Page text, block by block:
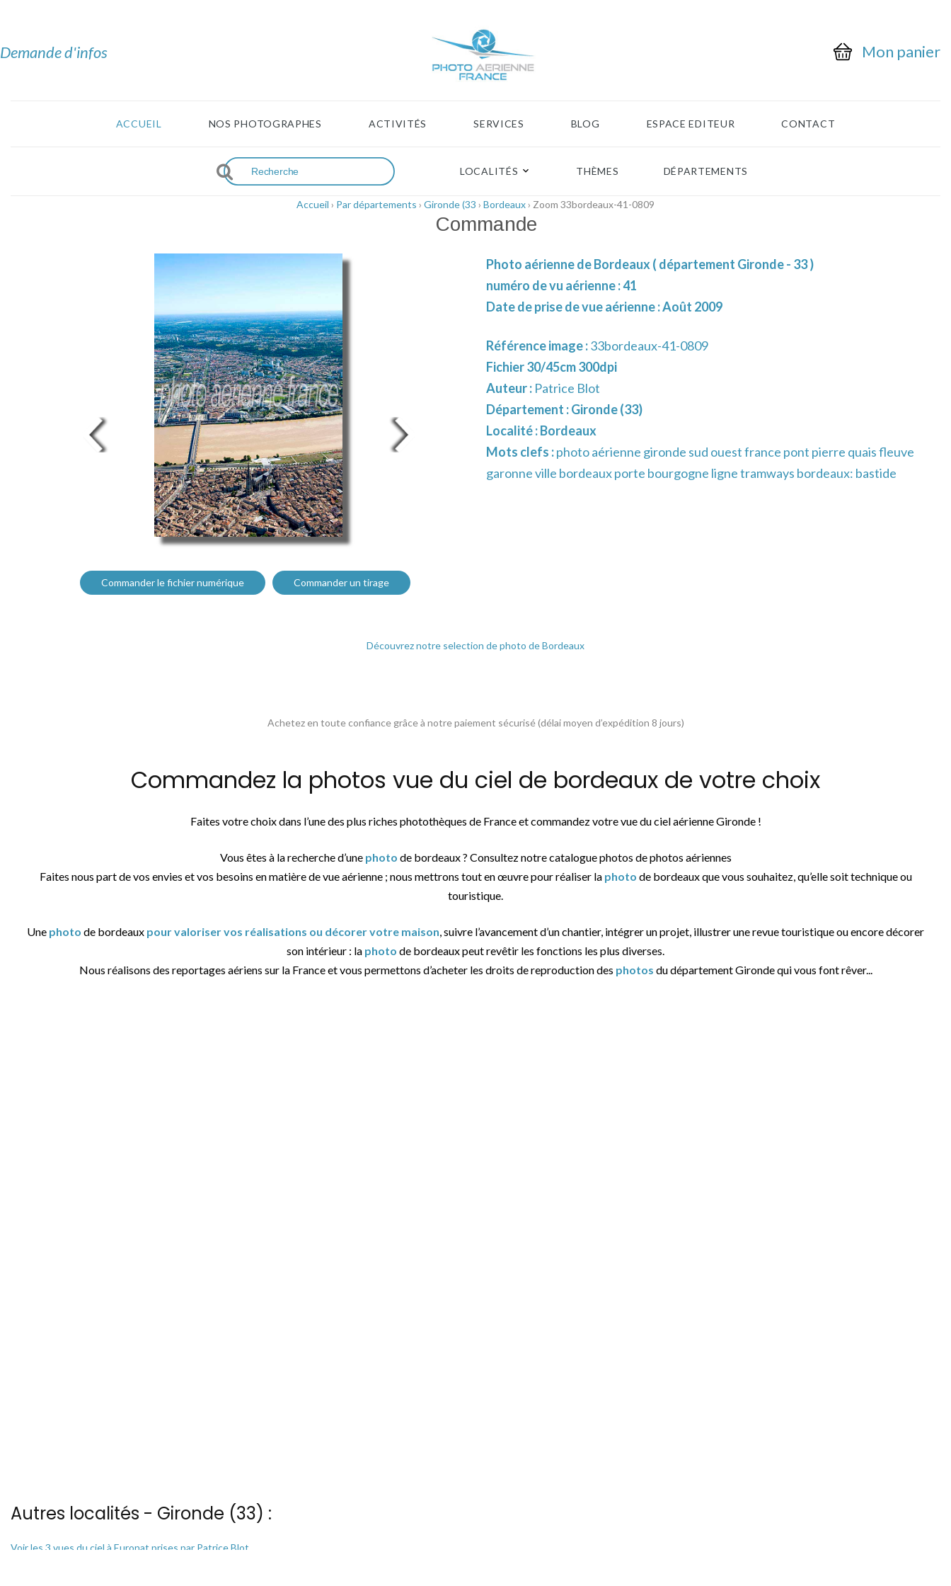
Demande d'infos Mon panier
ACCUEIL NOS PHOTOGRAPHES ACTIVITÉS SERVICES BLOG ESPACE EDITEUR CONTACT
LOCALITÉS THÈMES DÉPARTEMENTS
Accueil › Par départements › Gironde (33 › Bordeaux› Zoom 33bordeaux-41-0809
Commande
Commander le fichier numérique Commander un tirage
Photo aérienne de Bordeaux ( département Gironde - 33 )
numéro de vu aérienne : 41
Date de prise de vue aérienne : Août 2009
Référence image :33bordeaux-41-0809
Fichier 30/45cm 300dpi
Auteur : Patrice Blot
Département :Gironde (33)
Localité :Bordeaux
Mots clefs :photo aérienne gironde sud ouest france pont pierre quais fleuve
garonne ville bordeaux porte bourgogne ligne tramways bordeaux: bastide
Découvrez notre selection de photo de Bordeaux
Achetez en toute confiance grâce à notre paiement sécurisé (délai moyen d’expédition 8 jours)
Commandez la photos vue du ciel de bordeaux de votre choix
Faites votre choix dans l’une des plus riches photothèques de France et commandez votre vue du ciel aérienne Gironde !
Vous êtes à la recherche d’une photo de bordeaux ? Consultez notre catalogue photos de photos aériennes
Faites nous part de vos envies et vos besoins en matière de vue aérienne ; nous mettrons tout en œuvre pour réaliser la photo de bordeaux que vous souhaitez, qu’elle soit technique ou
touristique.
Une photo de bordeaux pour valoriser vos réalisations ou décorer votre maison, suivre l’avancement d’un chantier, intégrer un projet, illustrer une revue touristique ou encore décorer
son intérieur : la photo de bordeaux peut revêtir les fonctions les plus diverses.
Nous réalisons des reportages aériens sur la France et vous permettons d’acheter les droits de reproduction des photos du département Gironde qui vous font rêver...
Autres localités - Gironde (33) :
Voir les 3 vues du ciel à Euronat prises par Patrice Blot